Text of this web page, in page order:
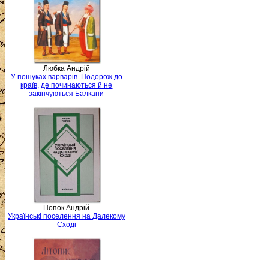
Любка Андрій
У пошуках варварів. Подорож до
країв, де починаються й не
закінчуються Балкани
Попок Андрій
Українські поселення на Далекому
Сході